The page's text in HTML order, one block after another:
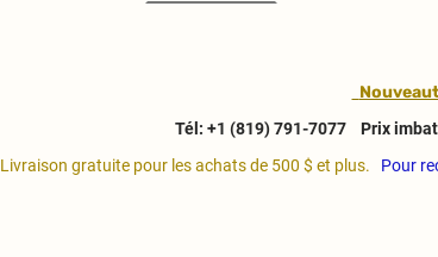
Tél: +1 (819) 791-7077
Prix
Livraison gratuite pour les achats de 500 $ et plus.
Pour